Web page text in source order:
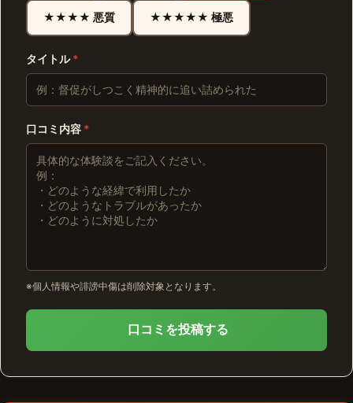
★★★★ 悪質 ★★★★★ 極悪
タイトル*
口コミ内容 *
※個人情報や誹謗中傷は削除対象となります。
口コミを投稿する